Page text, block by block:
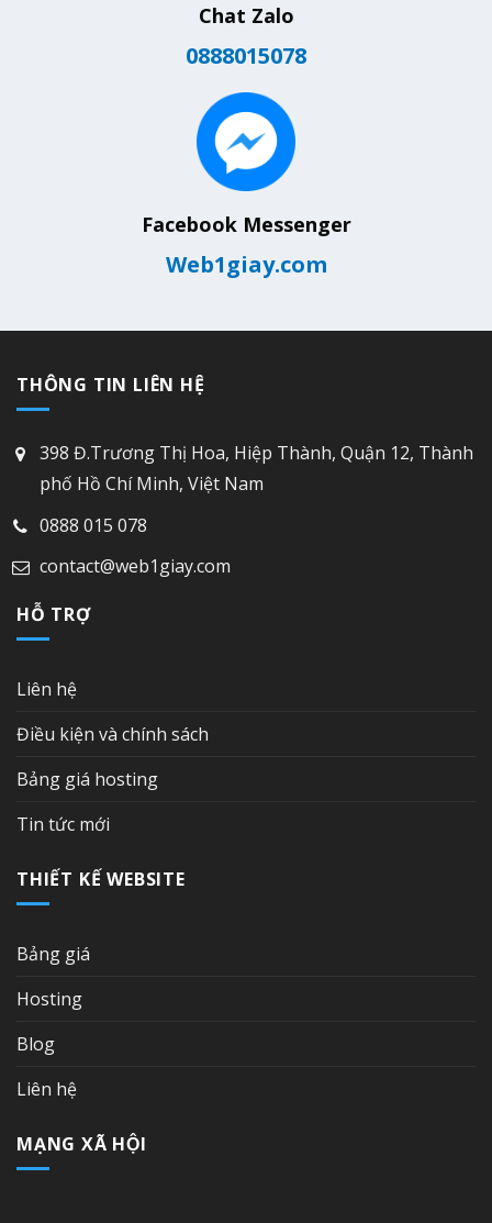
Chat Zalo
0888015078
Facebook Messenger
Web1giay.com
THÔNG TIN LIÊN HỆ
398 Đ.Trương Thị Hoa, Hiệp Thành, Quận 12, Thành
phố Hồ Chí Minh, Việt Nam
0888 015 078
contact@web1giay.com
HỖ TRỢ
Liên hệ
Điều kiện và chính sách
Bảng giá hosting
Tin tức mới
THIẾT KẾ WEBSITE
Bảng giá
Hosting
Blog
Liên hệ
MẠNG XÃ HỘI